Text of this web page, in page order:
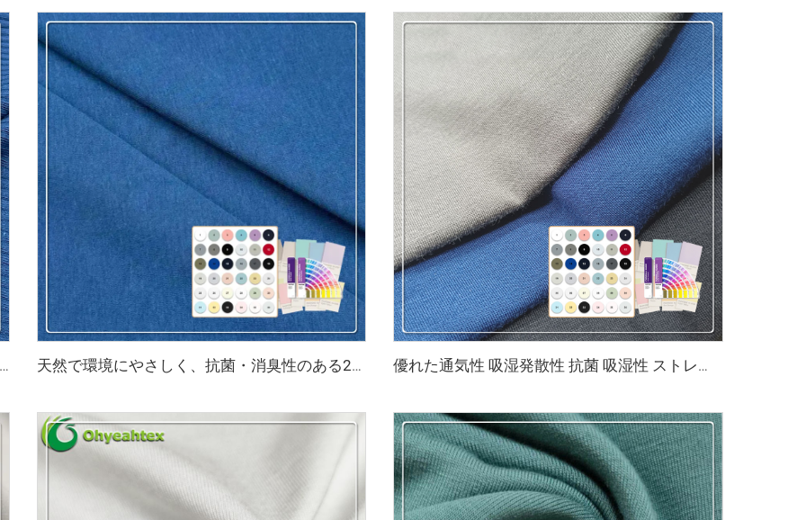
抗菌・消臭 200gsm 竹95% スパンデックス5% 3×3 リブ生地 身体を引き締める下着に適しています 天然で環境にやさしく、抗菌・消臭性のある290gsm 63% バンブー、27% オーガニックコットン、10% スパンデックスのジャージー生地は、高級スポーツウォームウェアに最適です 優れた通気性 吸湿発散性 抗菌 吸湿性 ストレッチ性 環境にやさしいバンブー生地 生地用